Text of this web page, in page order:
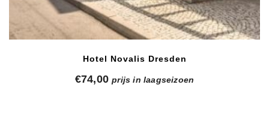
Hotel Novalis Dresden
€74,00 prijs in laagseizoen